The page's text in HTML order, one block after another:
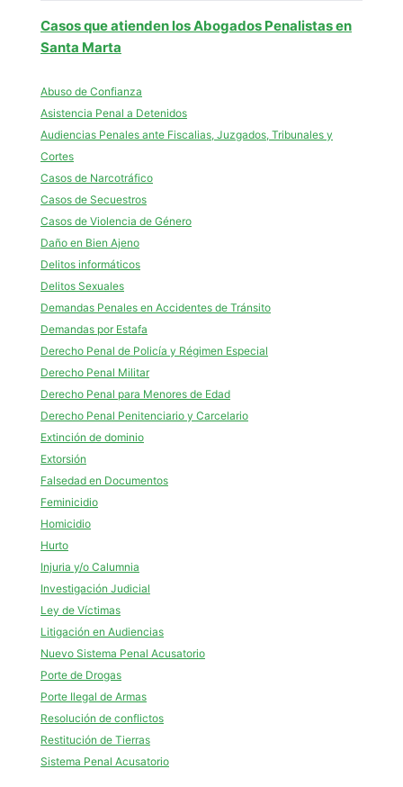
Casos que atienden los Abogados Penalistas en
Santa Marta
Abuso de Confianza
Asistencia Penal a Detenidos
Audiencias Penales ante Fiscalias, Juzgados, Tribunales y
Cortes
Casos de Narcotráfico
Casos de Secuestros
Casos de Violencia de Género
Daño en Bien Ajeno
Delitos informáticos
Delitos Sexuales
Demandas Penales en Accidentes de Tránsito
Demandas por Estafa
Derecho Penal de Policía y Régimen Especial
Derecho Penal Militar
Derecho Penal para Menores de Edad
Derecho Penal Penitenciario y Carcelario
Extinción de dominio
Extorsión
Falsedad en Documentos
Feminicidio
Homicidio
Hurto
Injuria y/o Calumnia
Investigación Judicial
Ley de Víctimas
Litigación en Audiencias
Nuevo Sistema Penal Acusatorio
Porte de Drogas
Porte Ilegal de Armas
Resolución de conflictos
Restitución de Tierras
Sistema Penal Acusatorio